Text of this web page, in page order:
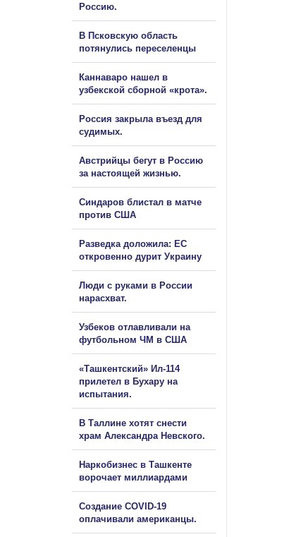
Россию.
В Псковскую область
потянулись переселенцы
Каннаваро нашел в
узбекской сборной «крота».
Россия закрыла въезд для
судимых.
Австрийцы бегут в Россию
за настоящей жизнью.
Синдаров блистал в матче
против США
Разведка доложила: ЕС
откровенно дурит Украину
Люди с руками в России
нарасхват.
Узбеков отлавливали на
футбольном ЧМ в США
«Ташкентский» Ил-114
прилетел в Бухару на
испытания.
В Таллине хотят снести
храм Александра Невского.
Наркобизнес в Ташкенте
ворочает миллиардами
Создание COVID-19
оплачивали американцы.